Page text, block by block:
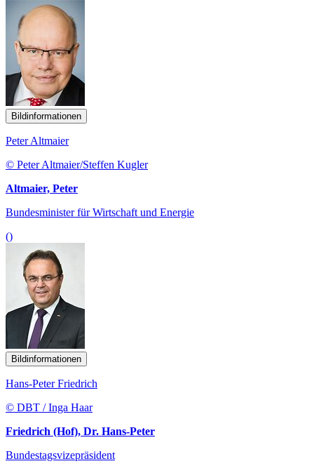
Bildinformationen
Peter Altmaier
© Peter Altmaier/Steffen Kugler
Altmaier, Peter
Bundesminister für Wirtschaft und Energie
()
Bildinformationen
Hans-Peter Friedrich
© DBT / Inga Haar
Friedrich (Hof), Dr. Hans-Peter
Bundestagsvizepräsident